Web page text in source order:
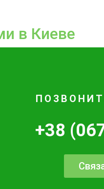
в Киеве
+38